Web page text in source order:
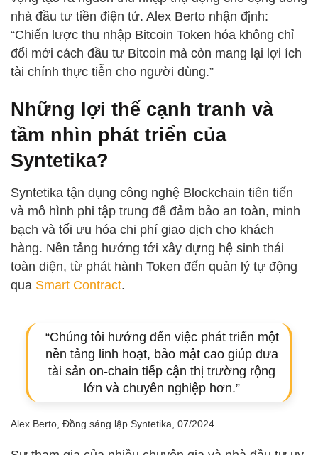
nhà đầu tư tiền điện tử. Alex Berto nhận định:
“Chiến lược thu nhập Bitcoin Token hóa không chỉ
đổi mới cách đầu tư Bitcoin mà còn mang lại lợi ích
tài chính thực tiễn cho người dùng.”
Những lợi thế cạnh tranh và
tầm nhìn phát triển của
Syntetika?
Syntetika tận dụng công nghệ Blockchain tiên tiến
và mô hình phi tập trung để đảm bảo an toàn, minh
bạch và tối ưu hóa chi phí giao dịch cho khách
hàng. Nền tảng hướng tới xây dựng hệ sinh thái
toàn diện, từ phát hành Token đến quản lý tự động
qua Smart Contract.
“Chúng tôi hướng đến việc phát triển một
nền tảng linh hoạt, bảo mật cao giúp đưa
tài sản on-chain tiếp cận thị trường rộng
lớn và chuyên nghiệp hơn.”
Alex Berto, Đồng sáng lập Syntetika, 07/2024